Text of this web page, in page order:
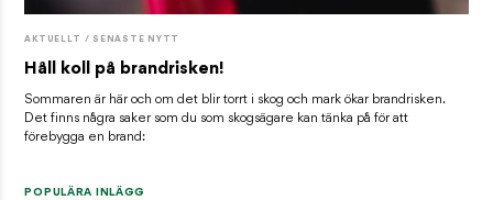
AKTUELLT / SENASTE NYTT
Håll koll på brandrisken!
Sommaren är här och om det blir torrt i skog och mark ökar brandrisken.
Det finns några saker som du som skogsägare kan tänka på för att
förebygga en brand:
POPULÄRA INLÄGG